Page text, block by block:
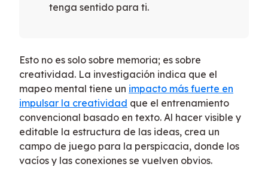
tenga sentido para ti.
Esto no es solo sobre memoria; es sobre
creatividad. La investigación indica que el
mapeo mental tiene un impacto más fuerte en
impulsar la creatividad que el entrenamiento
convencional basado en texto. Al hacer visible y
editable la estructura de las ideas, crea un
campo de juego para la perspicacia, donde los
vacíos y las conexiones se vuelven obvios.